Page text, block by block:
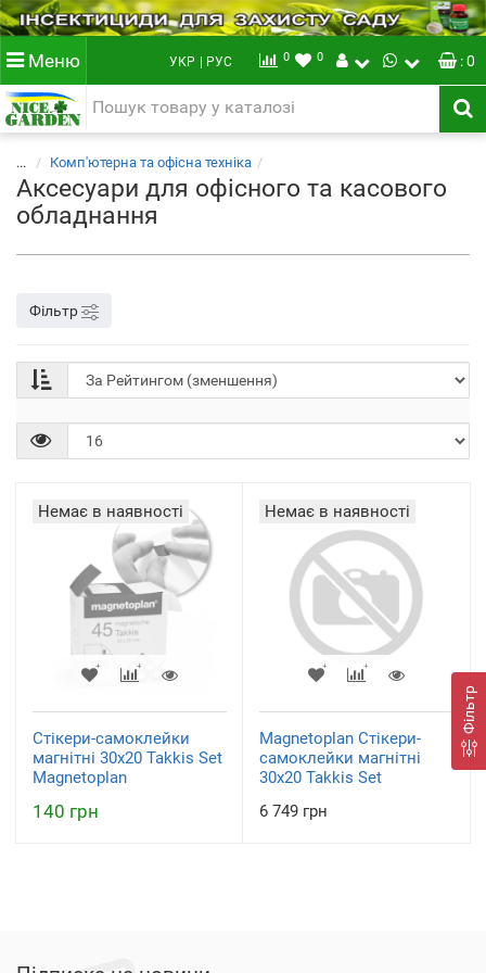
Меню УКР | РУС 0 0 : 0
... Комп'ютерна та офісна техніка
Аксесуари для офісного та касового
обладнання
Фільтр
Фільтр
Немає в наявності
Стікери-самоклейки
магнітні 30x20 Takkis Set
Magnetoplan
140 грн
Немає в наявності
Magnetoplan Стікери-
самоклейки магнітні
30x20 Takkis Set
6 749 грн